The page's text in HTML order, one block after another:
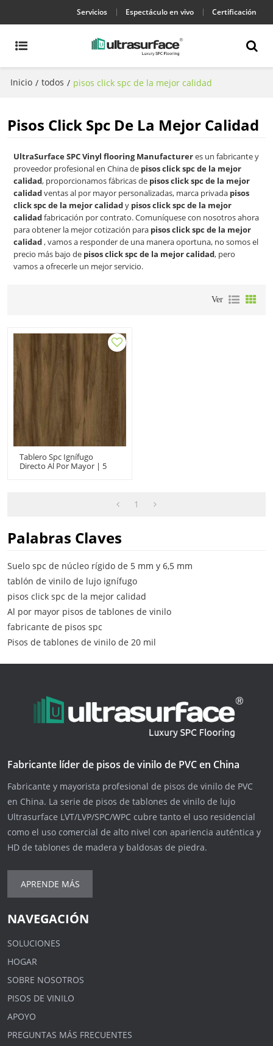
Servicios Espectáculo en vivo Certificación
Inicio / todos / pisos click spc de la mejor calidad
Pisos Click Spc De La Mejor Calidad
UltraSurface SPC Vinyl flooring Manufactureres un fabricante y
proveedor profesional en China de pisos click spc de la mejor
calidad, proporcionamos fábricas de pisos click spc de la mejor
calidadventas al por mayor personalizadas, marca privada pisos
click spc de la mejor calidady pisos click spc de la mejor
calidadfabricación por contrato. Comuníquese con nosotros ahora
para obtener la mejor cotización para pisos click spc de la mejor
calidad, vamos a responder de una manera oportuna, no somos el
precio más bajo de pisos click spc de la mejor calidad, pero
vamos a ofrecerle un mejor servicio.
Ver
Tablero Spc Ignífugo
Directo Al Por Mayor | 5
1
Palabras Claves
Suelo spc de núcleo rígido de 5 mm y 6,5 mm
tablón de vinilo de lujo ignífugo
pisos click spc de la mejor calidad
Al por mayor pisos de tablones de vinilo
fabricante de pisos spc
Pisos de tablones de vinilo de 20 mil
Fabricante líder de pisos de vinilo de PVC en China
Fabricante y mayorista profesional de pisos de vinilo de PVC
en China. La serie de pisos de tablones de vinilo de lujo
Ultrasurface LVT/LVP/SPC/WPC cubre tanto el uso residencial
como el uso comercial de alto nivel con apariencia auténtica y
HD de tablones de madera y baldosas de piedra.
APRENDE MÁS
NAVEGACIÓN
SOLUCIONES
HOGAR
SOBRE NOSOTROS
PISOS DE VINILO
APOYO
PREGUNTAS MÁS FRECUENTES